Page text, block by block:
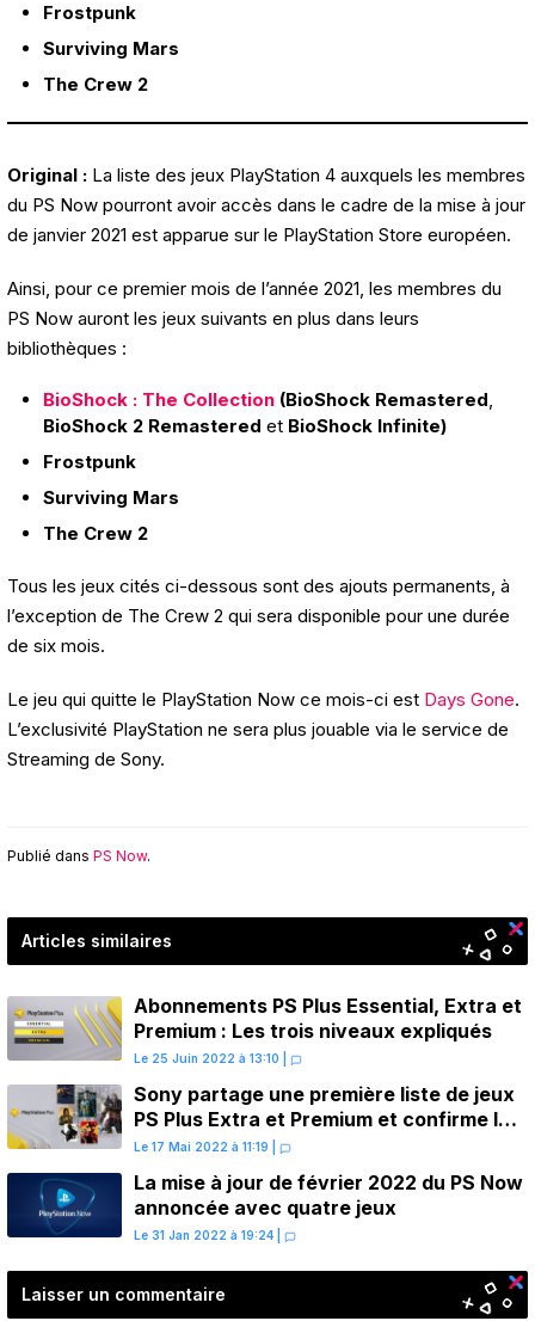
Frostpunk
Surviving Mars
The Crew 2
Original : La liste des jeux PlayStation 4 auxquels les membres
du PS Now pourront avoir accès dans le cadre de la mise à jour
de janvier 2021 est apparue sur le PlayStation Store européen.
Ainsi, pour ce premier mois de l’année 2021, les membres du
PS Now auront les jeux suivants en plus dans leurs
bibliothèques :
BioShock : The Collection (BioShock Remastered,
BioShock 2 Remastered et BioShock Infinite)
Frostpunk
Surviving Mars
The Crew 2
Tous les jeux cités ci-dessous sont des ajouts permanents, à
l’exception de The Crew 2 qui sera disponible pour une durée
de six mois.
Le jeu qui quitte le PlayStation Now ce mois-ci est Days Gone.
L’exclusivité PlayStation ne sera plus jouable via le service de
Streaming de Sony.
Publié dans PS Now.
Articles similaires
Abonnements PS Plus Essential, Extra et
Premium : Les trois niveaux expliqués
Le 25 Juin 2022 à 13:10
Sony partage une première liste de jeux
PS Plus Extra et Premium et confirme les
dates de sortie
Le 17 Mai 2022 à 11:19
La mise à jour de février 2022 du PS Now
annoncée avec quatre jeux
Le 31 Jan 2022 à 19:24
Laisser un commentaire